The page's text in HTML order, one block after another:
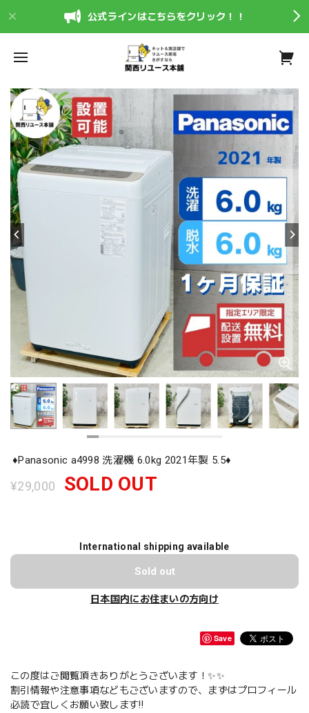
公式ラインはこちらをクリック！！
♦️Panasonic a4998 洗濯機 6.0kg 2021年製 5.5♦️
¥29,000 SOLD OUT
International shipping available
Sold out
日本国内にお住まいの方向け
Save
この度はご閲覧頂きありがとうございます！✨✨
割引情報や注意事項などもございますので、まずはプロフィール
必読で宜しくお願い致します‼️